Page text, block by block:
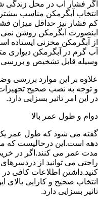
اگر فشار آب در محل زندگی
انتخاب آبگرمکن مناسب
کم فشار نیز حداقل میزان
اینصورت آبگرمکن روشن
از آبگرمکن مخزنی ایستاده
آب گرم در آبگرمکن
وسیله قابل تشخیص و
علاوه بر این موارد بررسی
و توجه به نصب صحیح تجهیزات
در این امر تاثیر بسزایی دارد.
دوام و طول عمر بالا
گفته می شود که طول عمر یک
دهه است.این درحالیست که
مدت عمر می کنند.اگر در
راحتی می توانید از
کنید.داشتن اطلاعات کافی
انتخاب صحیح و کارایی
تاثیر بسزایی دارد.